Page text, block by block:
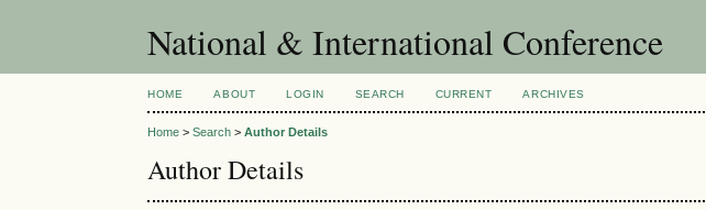
National & International Conference
HOME ABOUT LOGIN SEARCH CURRENT ARCHIVES
Home >Search >Author Details
Author Details